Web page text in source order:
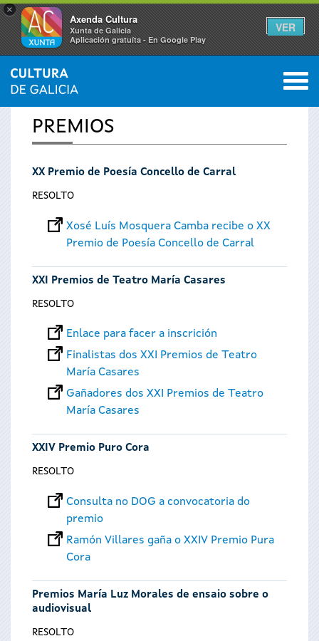
×
Axenda Cultura
Xunta de Galicia
Aplicación gratuíta - En Google Play
VER
Vostede
está
aquí
INICIO 0
PREMIOS
XX Premio de Poesía Concello de Carral
RESOLTO
Xosé Luís Mosquera Camba recibe o XX
Premio de Poesía Concello de Carral
XXI Premios de Teatro María Casares
RESOLTO
Enlace para facer a inscrición
Finalistas dos XXI Premios de Teatro
María Casares
Gañadores dos XXI Premios de Teatro
María Casares
XXIV Premio Puro Cora
RESOLTO
Consulta no DOG a convocatoria do
premio
Ramón Villares gaña o XXIV Premio Pura
Cora
Premios María Luz Morales de ensaio sobre o
audiovisual
RESOLTO